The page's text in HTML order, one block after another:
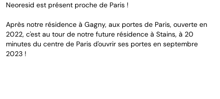
Neoresid est présent proche de Paris !
Après notre résidence à Gagny, aux portes de Paris, ouverte en
2022, c'est au tour de notre future résidence à Stains, à 20
minutes du centre de Paris d'ouvrir ses portes en septembre
2023 !